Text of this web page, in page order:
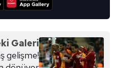
Galeri
gelişme!